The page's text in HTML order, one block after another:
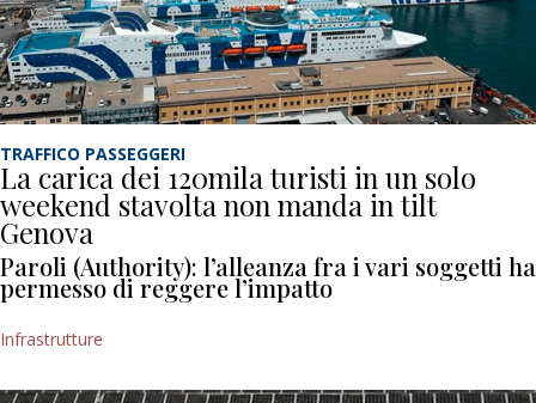
TRAFFICO PASSEGGERI
La carica dei 120mila turisti in un solo
weekend stavolta non manda in tilt
Genova
Paroli (Authority): l’alleanza fra i vari soggetti ha
permesso di reggere l’impatto
Infrastrutture